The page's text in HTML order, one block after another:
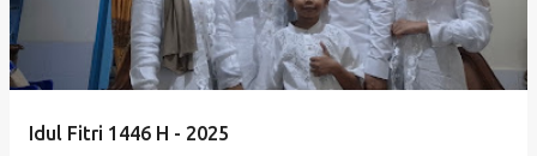
Idul Fitri 1446 H - 2025